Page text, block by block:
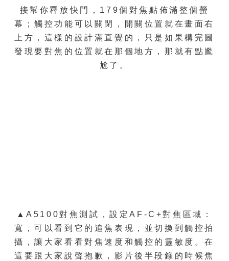
接幫你釋放快門，179個對焦點佈滿整個螢
幕；觸控功能可以關閉，開關位置就在畫面右
上方，這樣的設計滿直覺的，只是如果構完圖
發現要對焦的位置就在那個地方，那就有點尷
尬了。
▲A5100對焦測試
，設定AF-C+對焦區域：
寬，可以看到它的追焦表現，並切換到觸控拍
攝，讓大家看看對焦速度和觸控的靈敏度 。在
這要跟大家說聲抱歉，影片後半段錄的時候焦